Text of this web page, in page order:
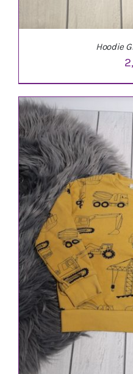
IN DEN
Hoodie